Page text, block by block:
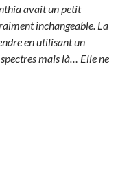
avait un petit
inchangeable. La
en utilisant un
mais là… Elle ne